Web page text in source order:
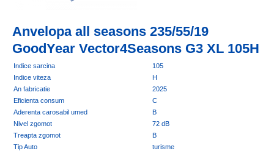
Anvelopa all seasons 235/55/19
GoodYear Vector4Seasons G3 XL 105H
Indice sarcina
105
Indice viteza
H
An fabricatie
2025
Eficienta consum
C
Aderenta carosabil umed
B
Nivel zgomot
72 dB
Treapta zgomot
B
Tip Auto
turisme